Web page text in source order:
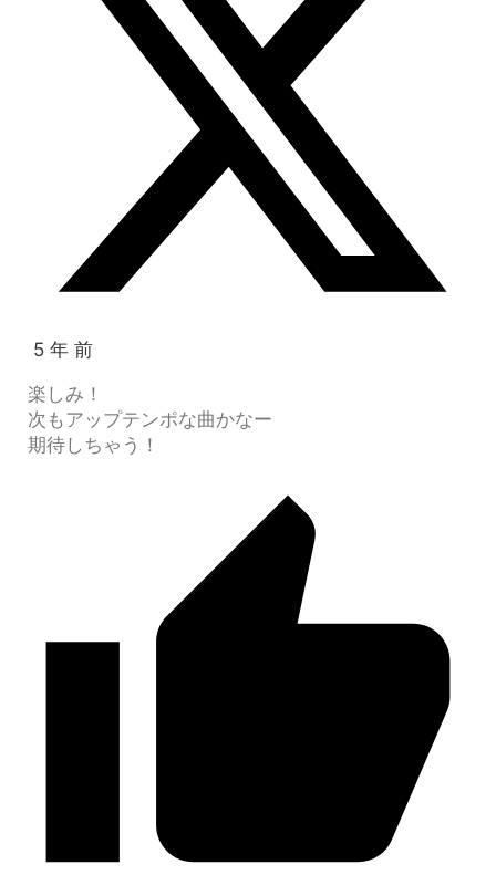
5 年 前
楽しみ！
次もアップテンポな曲かなー
期待しちゃう！